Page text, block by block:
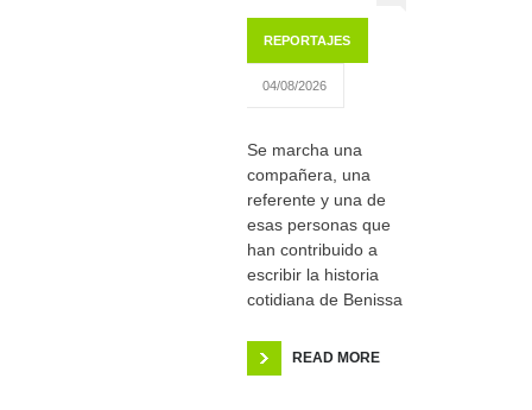
REPORTAJES
04/08/2026
Se marcha una
compañera, una
referente y una de
esas personas que
han contribuido a
escribir la historia
cotidiana de Benissa
READ MORE